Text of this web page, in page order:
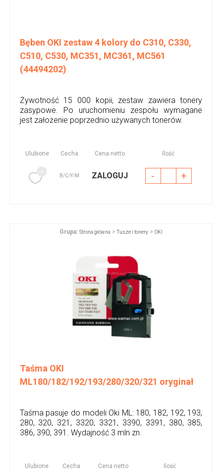
Bęben OKI zestaw 4 kolory do C310, C330,
C510, C530, MC351, MC361, MC561
(44494202)
Żywotność 15 000 kopii, zestaw zawiera tonery
zasypowe. Po uruchomieniu zespołu wymagane
jest założenie poprzednio używanych tonerów.
Ulubione Cecha Cena netto Ilość
B/C/Y/M ZALOGUJ - +
Grupa: Strona główna >Tusze i tonery > OKI
Taśma OKI
ML180/182/192/193/280/320/321 oryginał
Taśma pasuje do modeli Oki ML: 180, 182, 192, 193,
280, 320, 321, 3320, 3321, 3390, 3391, 380, 385,
386, 390, 391. Wydajność 3 mln zn.
Ulubione Cecha Cena netto Ilość